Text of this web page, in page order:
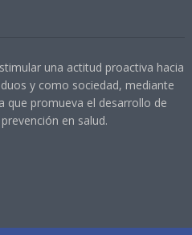
una actitud proactiva hacia
y como sociedad, mediante
que promueva el desarrollo de
en salud.